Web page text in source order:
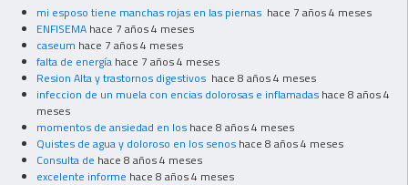
mi esposo tiene manchas rojas en las piernas hace 7 años 4 meses
ENFISEMA hace 7 años 4 meses
caseum hace 7 años 4 meses
falta de energía hace 7 años 4 meses
Resion Alta y trastornos digestivos hace 8 años 4 meses
infeccion de un muela con encias dolorosas e inflamadas hace 8 años 4
meses
momentos de ansiedad en los hace 8 años 4 meses
Quistes de agua y doloroso en los senos hace 8 años 4 meses
Consulta de hace 8 años 4 meses
excelente informe hace 8 años 4 meses